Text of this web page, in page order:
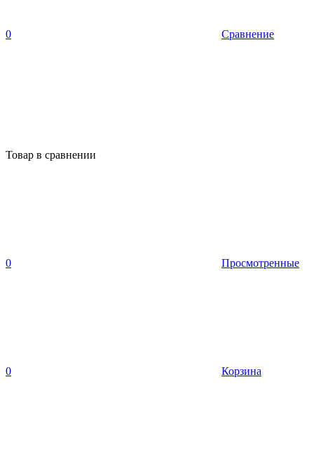
0 Сравнение
Товар в сравнении
0 Просмотренные
0 Корзина